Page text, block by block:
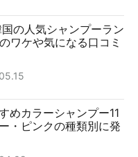
国の人気シャンプーラン
ワケや気になる口コミ
めカラーシャンプー11
・ピンクの種類別に発